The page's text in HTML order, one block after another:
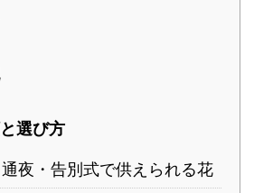
選び方
夜・告別式で供えられる花